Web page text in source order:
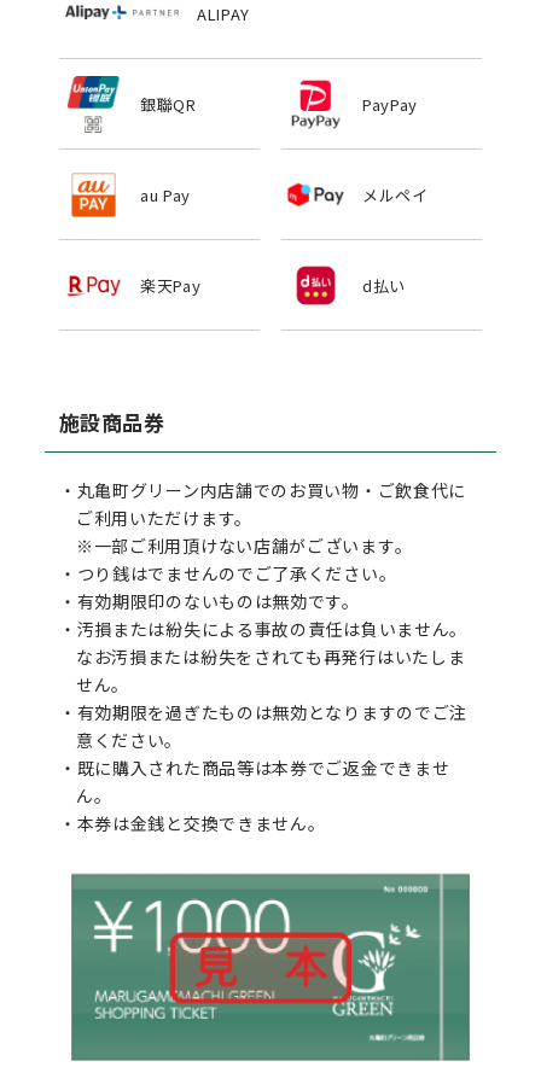
ALIPAY
銀聯QR PayPay
au Pay メルペイ
楽天Pay d払い
施設商品券
丸亀町グリーン内店舗でのお買い物・ご飲食代に
ご利用いただけます。
※一部ご利用頂けない店舗がございます。
つり銭はでませんのでご了承ください。
有効期限印のないものは無効です。
汚損または紛失による事故の責任は負いません。
なお汚損または紛失をされても再発行はいたしま
せん。
有効期限を過ぎたものは無効となりますのでご注
意ください。
既に購入された商品等は本券でご返金できませ
ん。
本券は金銭と交換できません。